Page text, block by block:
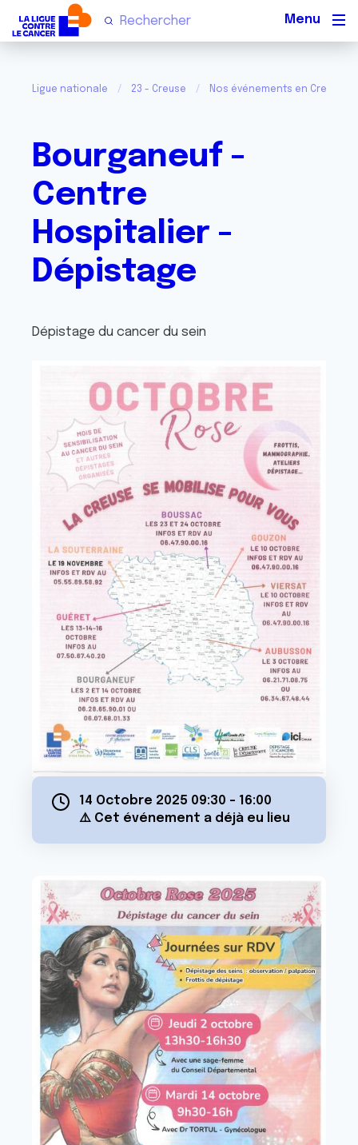
Ligue nationale 23 - Creuse Nos événements en Creuse
Bourganeuf -
Centre
Hospitalier -
Dépistage
Dépistage du cancer du sein
14 Octobre 2025 09:30 - 16:00
⚠️ Cet événement a déjà eu lieu